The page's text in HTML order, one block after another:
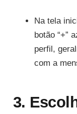
Na tela
botão “+”
perfil,
com a
3.